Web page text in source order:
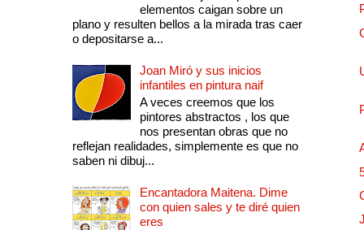
elementos caigan sobre un
plano y resulten bellos a la mirada tras caer
o depositarse a...
Joan Miró y sus inicios
infantiles en pintura naif
A veces creemos que los
pintores abstractos , los que
nos presentan obras que no
reflejan realidades, simplemente es que no
saben ni dibuj...
Encantadora Maitena. Dime
con quien sales y te diré quien
eres